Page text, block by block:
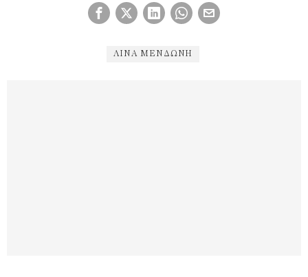
ΛΊΝΑ ΜΕΝΔΏΝΗ